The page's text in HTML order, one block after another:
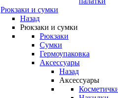
Рюкзаки и сумки
Назад
Рюкзаки и сумки
Рюкзаки
Сумки
Гермоупаковка
Аксессуары
Назад
Аксессуары